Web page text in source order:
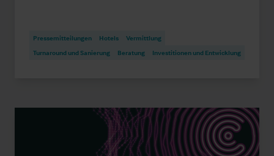
Pressemitteilungen Hotels
Vermittlung
Turnaround und Sanierung
Beratung Investitionen und Entwicklung